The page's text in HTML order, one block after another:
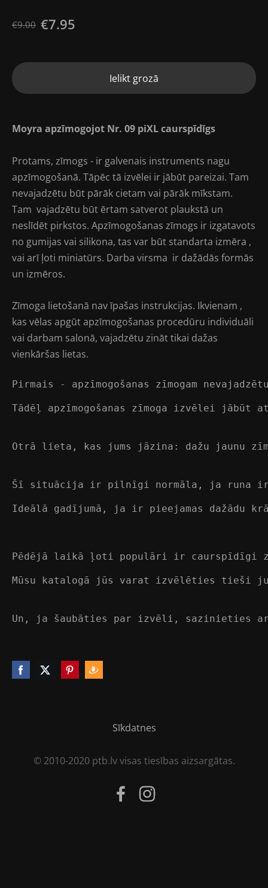
€9.00 €7.95
Ielikt grozā
Moyra apzīmogojot Nr. 09 piXL caurspīdīgs
Protams, zīmogs - ir galvenais instruments nagu
apzīmogošanā. Tāpēc tā izvēlei ir jābūt pareizai. Tam
nevajadzētu būt pārāk cietam vai pārāk mīkstam.
Tam vajadzētu būt ērtam satverot plaukstā un
neslīdēt pirkstos. Apzīmogošanas zīmogs ir izgatavots
no gumijas vai silikona, tas var būt standarta izmēra ,
vai arī ļoti miniatūrs. Darba virsma ir dažādās formās
un izmēros.
Zīmoga lietošanā nav īpašas instrukcijas. Ikvienam ,
kas vēlas apgūt apzīmogošanas procedūru individuāli
vai darbam salonā, vajadzētu zināt tikai dažas
vienkāršas lietas.
Pirmais - apzīmogošanas zīmogam
Tādēļ apzīmogošanas zīmoga izvēlei
Otrā lieta, kas jums jāzina: dažu jaunu
Šī situācija ir pilnīgi normāla, ja runa ir
Ideālā gadījumā, ja ir pieejamas dažādu
Pēdējā laikā ļoti populāri ir caurspīdīgi
Mūsu katalogā jūs varat izvēlēties tieši
Un, ja šaubāties par izvēli, sazinieties ar
Sīkdatnes
© 2010-2020 ptb.lv visas tiesības aizsargātas.